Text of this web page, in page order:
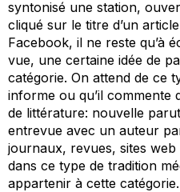
syntonisé une station,
cliqué sur le titre d’un
Facebook, il ne reste qu’à
vue, une certaine idée de
catégorie. On attend de ce
informe ou qu’il commente
de littérature: nouvelle
entrevue avec un auteur
journaux, revues, sites web
dans ce type de tradition
appartenir à cette catégorie.